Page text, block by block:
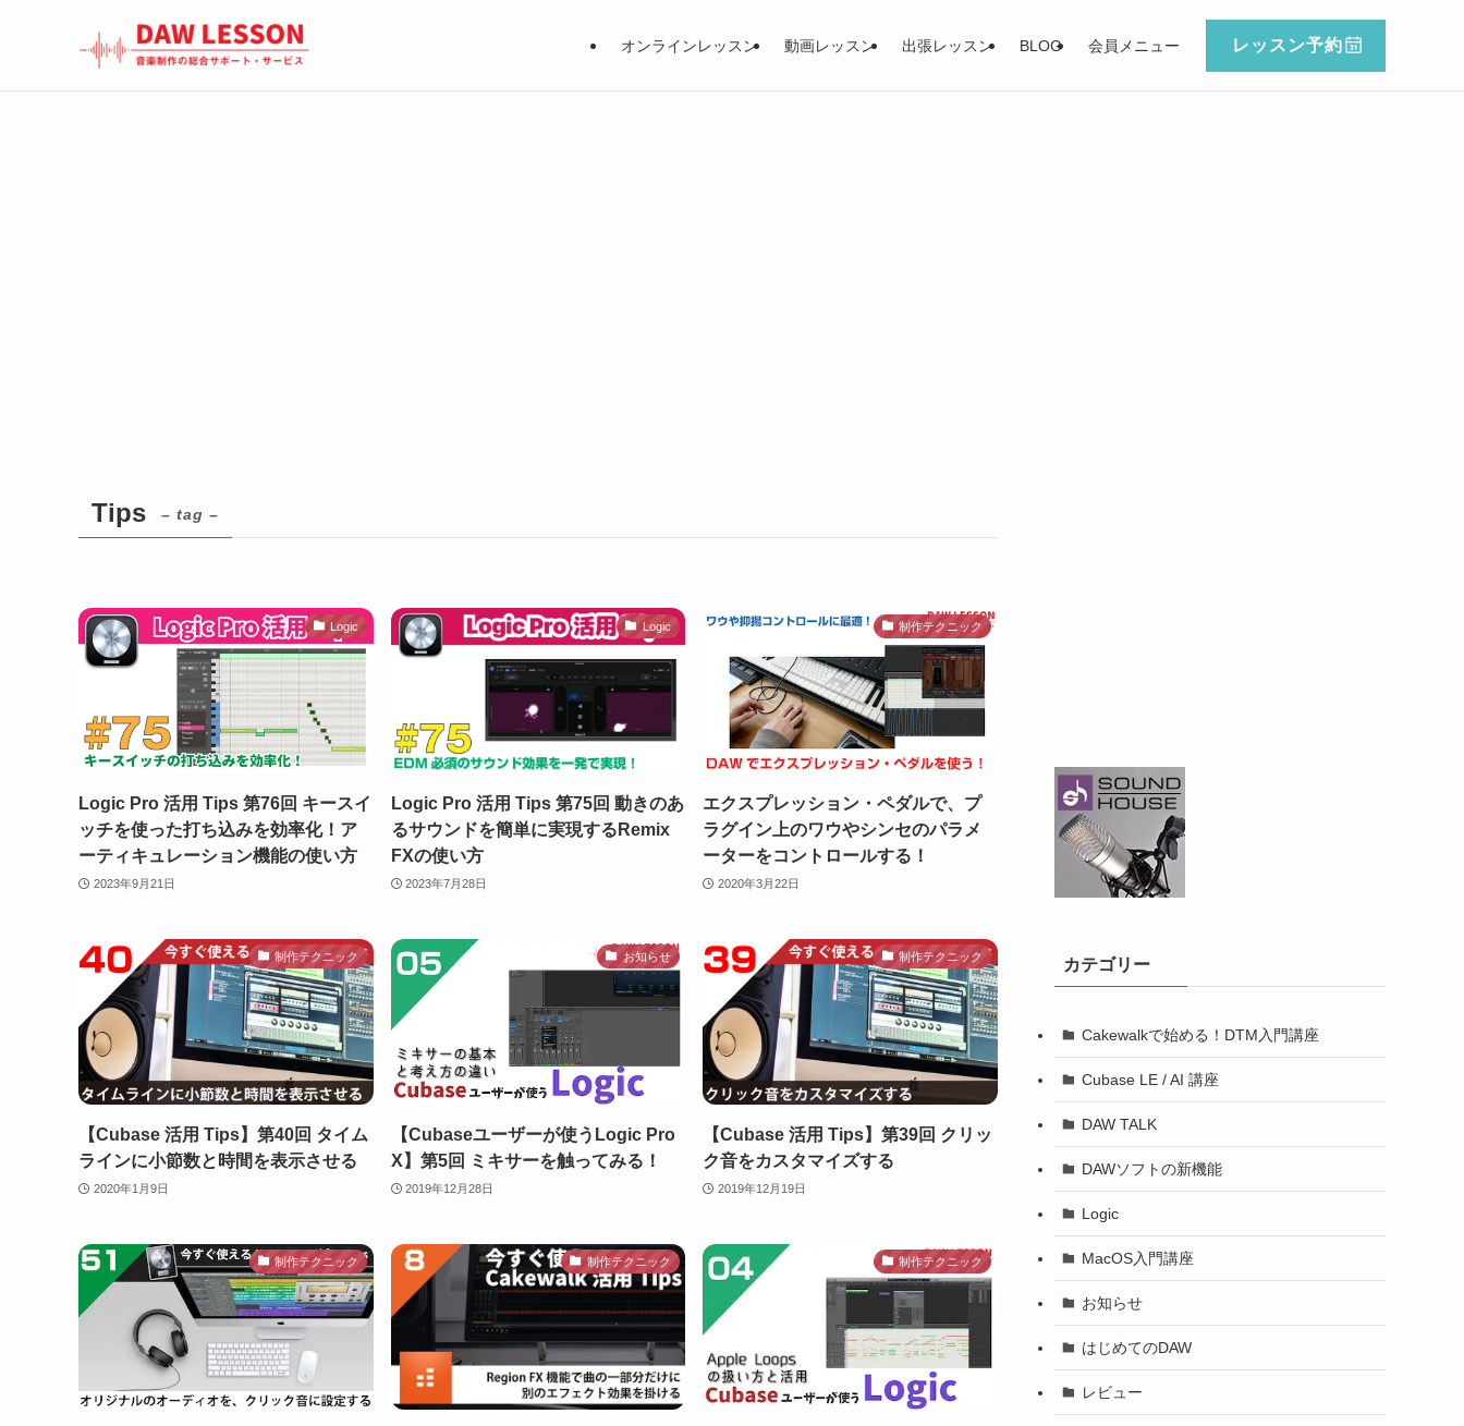
オンラインレッスン 動画レッスン 出張レッスン BLOG 会員メニュー レッスン予約
Tips – tag –
Logic
Logic Pro 活用 Tips 第76回 キースイ
ッチを使った打ち込みを効率化！ア
ーティキュレーション機能の使い方
2023年9月21日
Logic
Logic Pro 活用 Tips 第75回 動きのあ
るサウンドを簡単に実現するRemix
FXの使い方
2023年7月28日
制作テクニック
エクスプレッション・ペダルで、プ
ラグイン上のワウやシンセのパラメ
ーターをコントロールする！
2020年3月22日
制作テクニック
【Cubase 活用 Tips】第40回 タイム
ラインに小節数と時間を表示させる
2020年1月9日
お知らせ
【Cubaseユーザーが使うLogic Pro
X】第5回 ミキサーを触ってみる！
2019年12月28日
制作テクニック
【Cubase 活用 Tips】第39回 クリッ
ク音をカスタマイズする
2019年12月19日
制作テクニック 制作テクニック 制作テクニック
カテゴリー
Cakewalkで始める！DTM入門講座
Cubase LE / AI 講座
DAW TALK
DAWソフトの新機能
Logic
MacOS入門講座
お知らせ
はじめてのDAW
レビュー